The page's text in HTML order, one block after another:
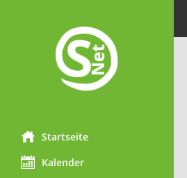
Startseite
Kalender